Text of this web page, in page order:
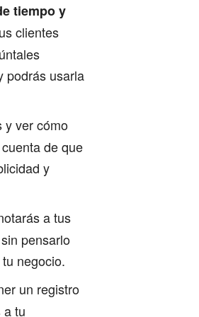
tiempo y
clientes
podrás usarla
y ver cómo
de que
y
a tus
pensarlo
negocio.
un registro
a tu